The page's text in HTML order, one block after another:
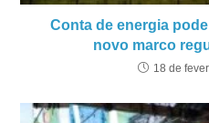
Conta de energia
novo marco
18 de